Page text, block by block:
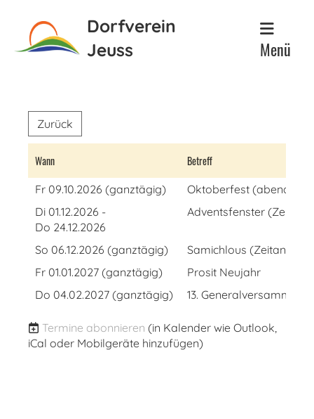
Dorfverein
Jeuss
Menü
Zurück
Wann Betreff
Fr 09.10.2026 (ganztägig)
Oktoberfest (abends,
Di 01.12.2026 -
Do 24.12.2026
Adventsfenster
So 06.12.2026 (ganztägig)
Samichlous
Fr 01.01.2027 (ganztägig)
Prosit Neujahr
Do 04.02.2027 (ganztägig)
13. Generalversammlung
Termine abonnieren (in Kalender wie Outlook,
iCal oder Mobilgeräte hinzufügen)